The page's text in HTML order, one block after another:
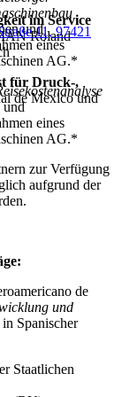
im Service
Roland
für Druck-,
de Mexico und
und
eines
AG.*
und
eines
AG.*
zur Verfügung
aufgrund der
de
und
Spanischer
Staatlichen